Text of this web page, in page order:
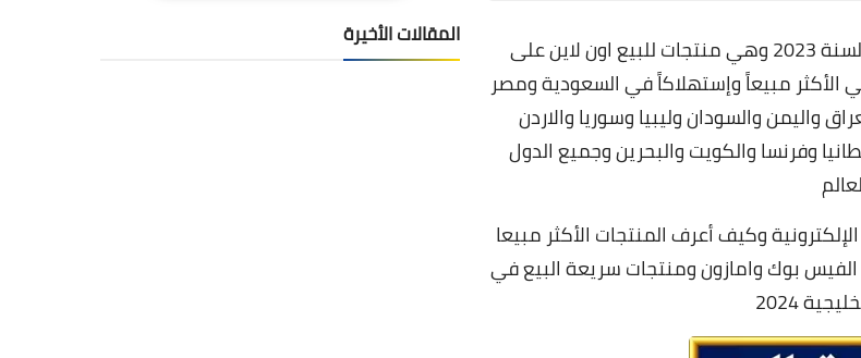
لسنة 2023 وهي منتجات للبيع اون لاين على
الأكثر مبيعاً وإستهلاكاً في السعودية ومصر
واليمن والسودان وليبيا وسوريا والاردن
وفرنسا والكويت والبحرين وجميع الدول
وكيف أعرف المنتجات الأكثر مبيعا
بوك وامازون ومنتجات سريعة البيع في
2024
المقالات الأخيرة